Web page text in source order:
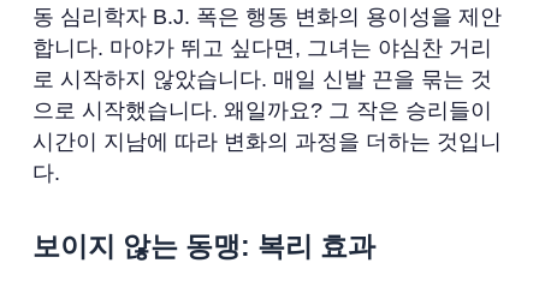
동 심리학자 B.J. 폭은 행동 변화의 용이성을 제안
합니다. 마야가 뛰고 싶다면, 그녀는 야심찬 거리
로 시작하지 않았습니다. 매일 신발 끈을 묶는 것
으로 시작했습니다. 왜일까요? 그 작은 승리들이
시간이 지남에 따라 변화의 과정을 더하는 것입니
다.
보이지 않는 동맹: 복리 효과